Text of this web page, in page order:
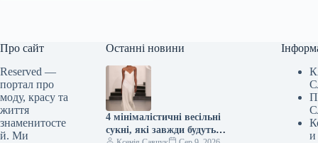
Про сайт
Reserved —
портал про
моду, красу та
життя
знаменитосте
й. Ми
Останні новини
4 мінімалістичні весільні
сукні, які завжди будуть
и